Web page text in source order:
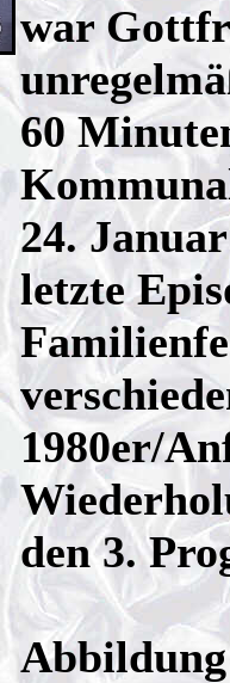
war
60
24.
letzte
1980er/
den 3.